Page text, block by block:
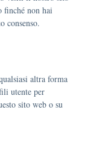
finché non hai
consenso.
altra forma
utente per
sito web o su